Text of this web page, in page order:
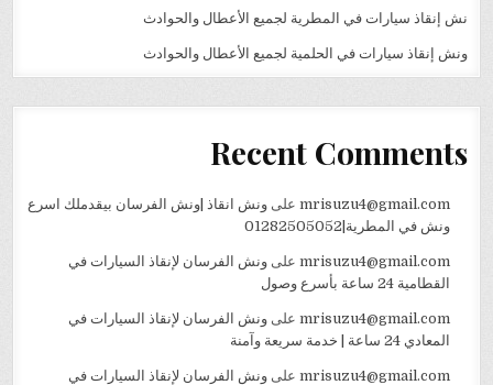
نش إنقاذ سيارات في المطرية لجميع الأعطال والحوادث
ونش إنقاذ سيارات في الحلمية لجميع الأعطال والحوادث
Recent Comments
mrisuzu4@gmail.comعلى ونش انقاذ |ونش الفرسان بيقدملك اسرع
ونش في المطرية|01282505052
mrisuzu4@gmail.comعلى ونش الفرسان لإنقاذ السيارات في
القطامية 24 ساعة بأسرع وصول
mrisuzu4@gmail.comعلى ونش الفرسان لإنقاذ السيارات في
المعادي 24 ساعة | خدمة سريعة وآمنة
mrisuzu4@gmail.comعلى ونش الفرسان لإنقاذ السيارات في